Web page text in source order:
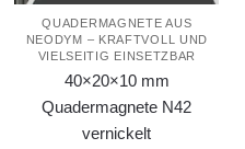
QUADERMAGNETE AUS
NEODYM – KRAFTVOLL UND
VIELSEITIG EINSETZBAR
40×20×10 mm
Quadermagnete N42
vernickelt